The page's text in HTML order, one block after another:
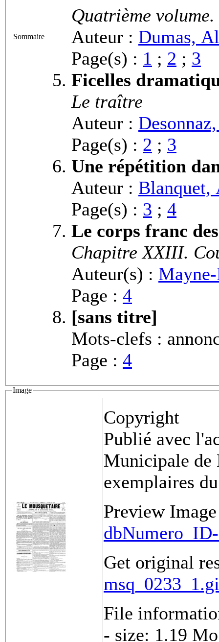
Sommaire
Quatrième volume.
Auteur : Dumas,
Page(s) : 1 ; 2 ; 3
Ficelles
Le traître
Auteur :
Page(s) : 2 ; 3
Une répétition
Auteur : Blanquet,
Page(s) : 3 ; 4
Le corps franc
Chapitre XXIII.
Auteur(s) :
Page : 4
[sans titre]
Mots-clefs :
Page : 4
Image
Copyright
Publié avec
Municipale de
exemplaires
Preview Image
Get original
File
- size: 1.19 Mo